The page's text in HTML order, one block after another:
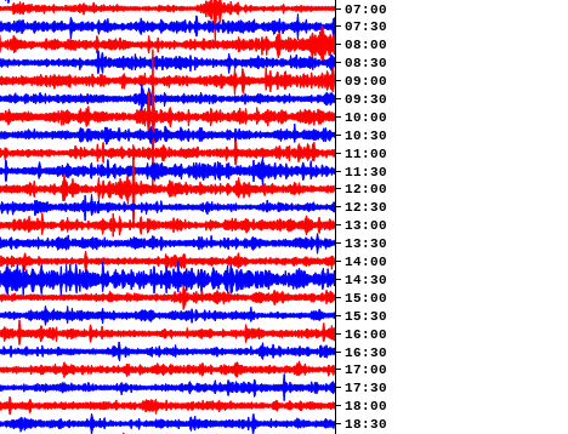
07:00
07:30
08:00
08:30
09:00
09:30
10:00
10:30
11:00
11:30
12:00
12:30
13:00
13:30
14:00
14:30
15:00
15:30
16:00
16:30
17:00
17:30
18:00
18:30